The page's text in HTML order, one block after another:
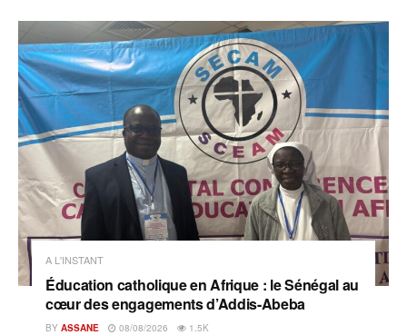
A L'INSTANT
Éducation catholique en Afrique : le Sénégal au
cœur des engagements d’Addis-Abeba
BY ASSANE 08/08/2026 1.5K